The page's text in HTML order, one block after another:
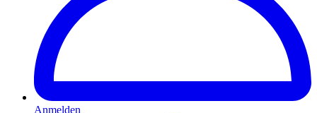
Anmelden